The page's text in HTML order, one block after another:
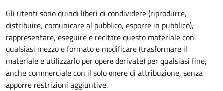
Gli utenti sono quindi liberi di condividere (riprodurre,
distribuire, comunicare al pubblico, esporre in pubblico),
rappresentare, eseguire e recitare questo materiale con
qualsiasi mezzo e formato e modificare (trasformare il
materiale e utilizzarlo per opere derivate) per qualsiasi fine,
anche commerciale con il solo onere di attribuzione, senza
apporre restrizioni aggiuntive.